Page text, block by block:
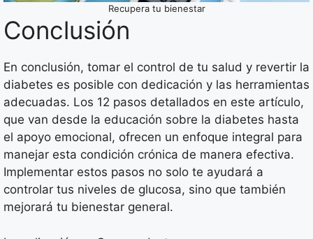
Recupera tu bienestar
Conclusión
En conclusión, tomar el control de tu salud y revertir la
diabetes es posible con dedicación y las herramientas
adecuadas. Los 12 pasos detallados en este artículo,
que van desde la educación sobre la diabetes hasta
el apoyo emocional, ofrecen un enfoque integral para
manejar esta condición crónica de manera efectiva.
Implementar estos pasos no solo te ayudará a
controlar tus niveles de glucosa, sino que también
mejorará tu bienestar general.